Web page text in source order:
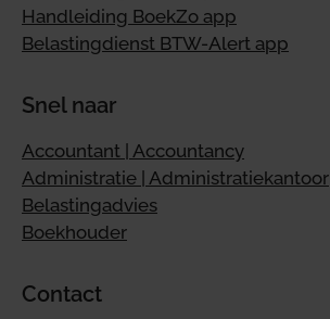
Handleiding BoekZo app
Belastingdienst BTW-Alert app
Snel naar
Accountant | Accountancy
Administratie | Administratiekantoor
Belastingadvies
Boekhouder
Contact